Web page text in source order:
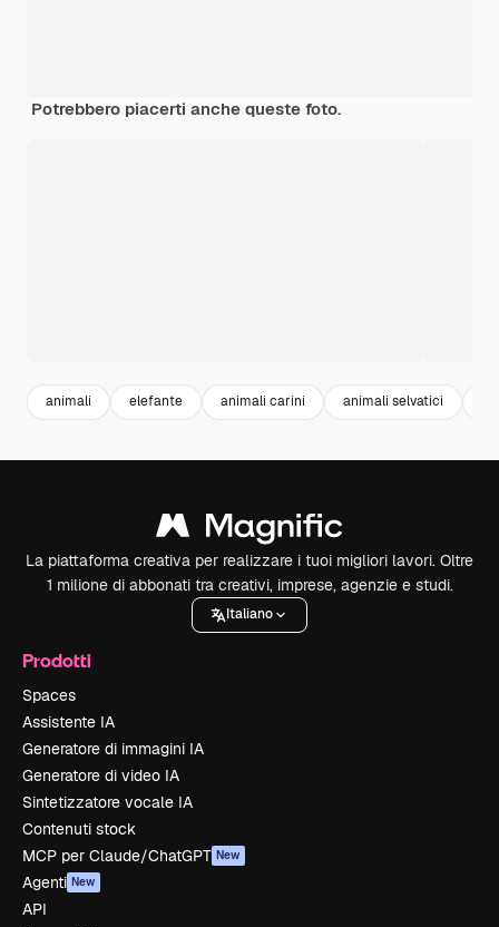
Potrebbero piacerti anche queste foto.
animali elefante animali carini animali selvatici
La piattaforma creativa per realizzare i tuoi migliori lavori. Oltre
1 milione di abbonati tra creativi, imprese, agenzie e studi.
Italiano
Prodotti
Spaces
Assistente IA
Generatore di immagini IA
Generatore di video IA
Sintetizzatore vocale IA
Contenuti stock
MCP per Claude/ChatGPT New
Agenti New
API